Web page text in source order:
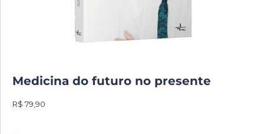
Medicina do futuro no presente
R$ 79,90